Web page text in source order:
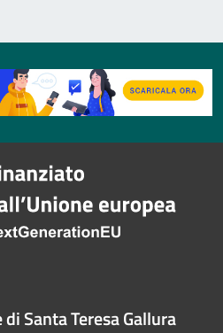
Santa Teresa Gallura